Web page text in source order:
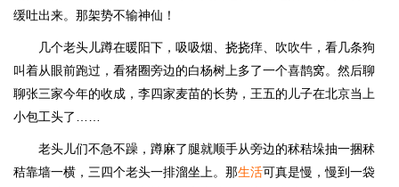
缓吐出来。那架势不输神仙！
几个老头儿蹲在暖阳下，吸吸烟、挠挠痒、吹吹牛，看几条狗
叫着从眼前跑过，看猪圈旁边的白杨树上多了一个喜鹊窝。然后聊
聊张三家今年的收成，李四家麦苗的长势，王五的儿子在北京当上
小包工头了……
老头儿们不急不躁，蹲麻了腿就顺手从旁边的秫秸垛抽一捆秫
秸靠墙一横，三四个老头一排溜坐上。那生活可真是慢，慢到一袋